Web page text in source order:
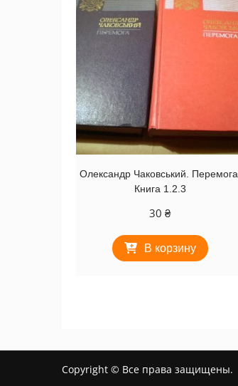
Олександр Чаковський. Перемога.
Книга 1.2.3
30₴
В корзину
Copyright © Все права защищены.